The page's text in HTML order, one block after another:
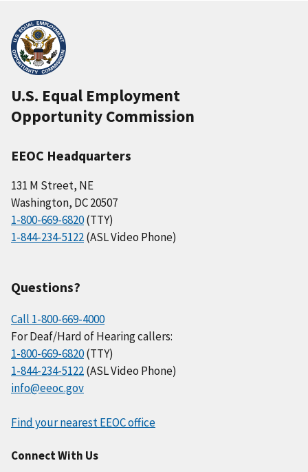
U.S. Equal Employment
Opportunity Commission
EEOC Headquarters
131 M Street, NE
Washington, DC 20507
1-800-669-6820(TTY)
1-844-234-5122(ASL Video Phone)
Questions?
Call 1-800-669-4000
For Deaf/Hard of Hearing callers:
1-800-669-6820(TTY)
1-844-234-5122(ASL Video Phone)
info@eeoc.gov
Find your nearest EEOC office
Connect With Us